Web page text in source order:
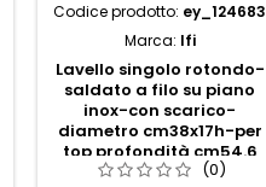
Codice prodotto: ey_124683
Marca: Ifi
Lavello singolo rotondo-
saldato a filo su piano
inox-con scarico-
diametro cm38x17h-per
top profondità cm54.6
senza invaso(0)